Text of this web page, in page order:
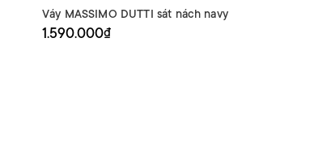
Váy MASSIMO DUTTI sát nách navy
1.590.000₫